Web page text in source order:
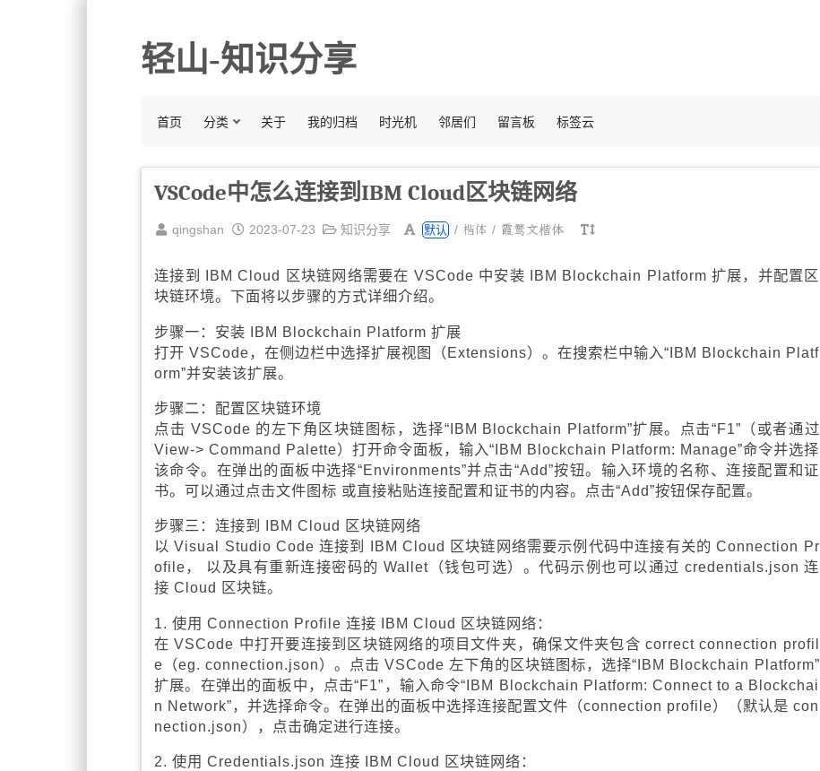
轻山-知识分享
首页 分类 关于 我的归档 时光机 邻居们 留言板 标签云
VSCode中怎么连接到IBM Cloud区块链网络
qingshan 2023-07-23 知识分享 默认 / 楷体 / 霞鹜文楷体
连接到 IBM Cloud 区块链网络需要在 VSCode 中安装 IBM Blockchain Platform 扩展，并配置区
块链环境。下面将以步骤的方式详细介绍。
步骤一：安装 IBM Blockchain Platform 扩展
打开 VSCode，在侧边栏中选择扩展视图（Extensions）。在搜索栏中输入“IBM Blockchain Platf
orm”并安装该扩展。
步骤二：配置区块链环境
点击 VSCode 的左下角区块链图标，选择“IBM Blockchain Platform”扩展。点击“F1”（或者通过
View-> Command Palette）打开命令面板，输入“IBM Blockchain Platform: Manage”命令并选择
该命令。在弹出的面板中选择“Environments”并点击“Add”按钮。输入环境的名称、连接配置和证
书。可以通过点击文件图标 或直接粘贴连接配置和证书的内容。点击“Add”按钮保存配置。
步骤三：连接到 IBM Cloud 区块链网络
以 Visual Studio Code 连接到 IBM Cloud 区块链网络需要示例代码中连接有关的 Connection Pr
ofile， 以及具有重新连接密码的 Wallet（钱包可选）。代码示例也可以通过 credentials.json 连
接 Cloud 区块链。
1. 使用 Connection Profile 连接 IBM Cloud 区块链网络：
在 VSCode 中打开要连接到区块链网络的项目文件夹，确保文件夹包含 correct connection profil
e（eg. connection.json）。点击 VSCode 左下角的区块链图标，选择“IBM Blockchain Platform”
扩展。在弹出的面板中，点击“F1”，输入命令“IBM Blockchain Platform: Connect to a Blockchai
n Network”，并选择命令。在弹出的面板中选择连接配置文件（connection profile）（默认是 con
nection.json），点击确定进行连接。
2. 使用 Credentials.json 连接 IBM Cloud 区块链网络：